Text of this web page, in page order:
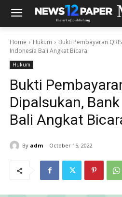
Home Hukum
Bukti Pembayaran
Indonesia Bali Angkat Bicara
Hukum
Bukti
Dipalsukan,
Bali Angkat
By adm October 15, 2022